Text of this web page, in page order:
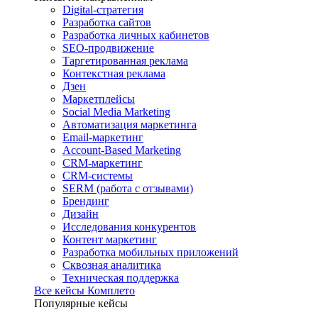
Digital-стратегия
Разработка сайтов
Разработка личных кабинетов
SEO-продвижение
Таргетированная реклама
Контекстная реклама
Дзен
Маркетплейсы
Social Media Marketing
Автоматизация маркетинга
Email-маркетинг
Account-Based Marketing
CRM-маркетинг
CRM-системы
SERM (работа с отзывами)
Брендинг
Дизайн
Исследования конкурентов
Контент маркетинг
Разработка мобильных приложений
Сквозная аналитика
Техническая поддержка
Все кейсы Комплето
Популярные кейсы